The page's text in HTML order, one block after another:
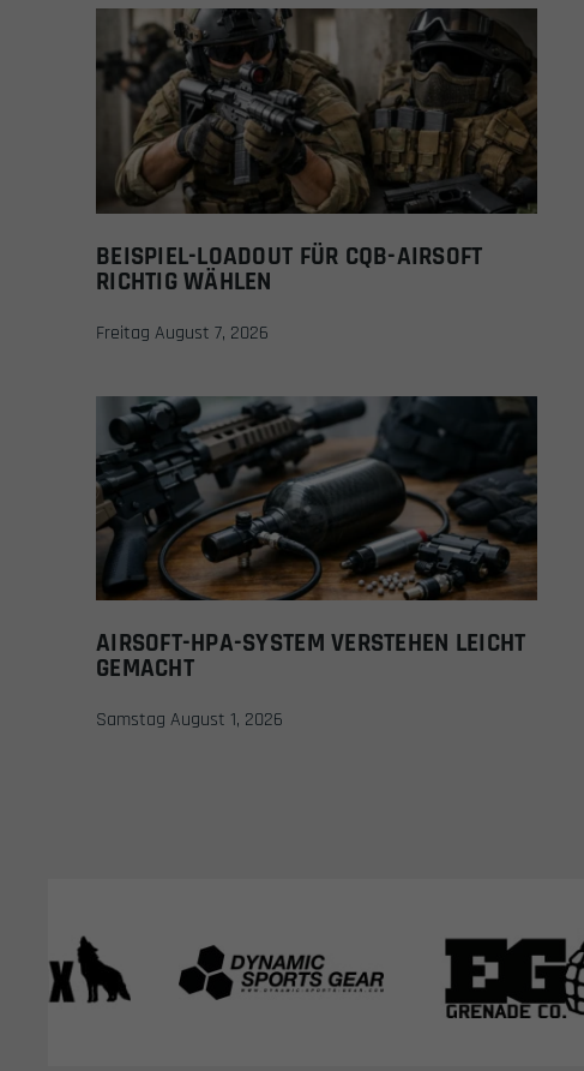
BEISPIEL-LOADOUT FÜR CQB-AIRSOFT
RICHTIG WÄHLEN
Freitag August 7, 2026
AIRSOFT-HPA-SYSTEM VERSTEHEN LEICHT
GEMACHT
Samstag August 1, 2026